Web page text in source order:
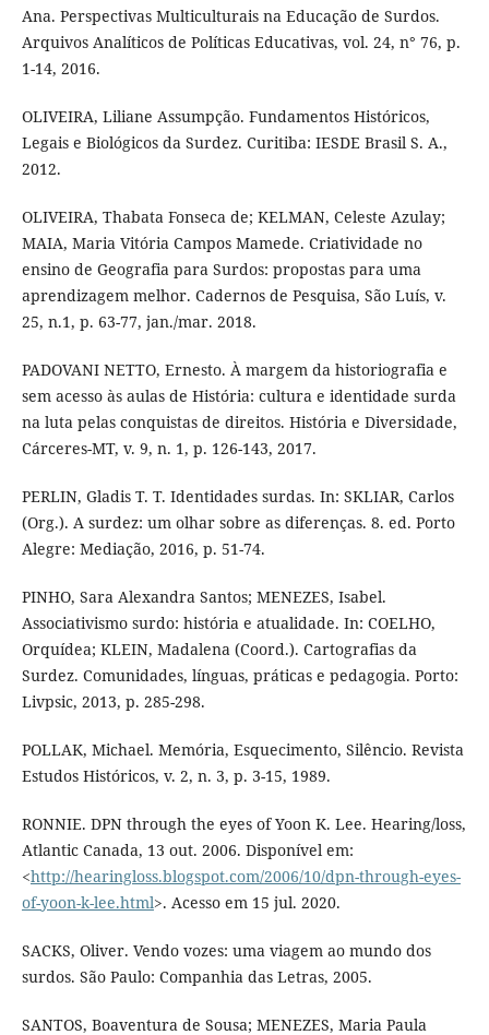
Ana. Perspectivas Multiculturais na Educação de Surdos.
Arquivos Analíticos de Políticas Educativas, vol. 24, n° 76, p.
1-14, 2016.
OLIVEIRA, Liliane Assumpção. Fundamentos Históricos,
Legais e Biológicos da Surdez. Curitiba: IESDE Brasil S. A.,
2012.
OLIVEIRA, Thabata Fonseca de; KELMAN, Celeste Azulay;
MAIA, Maria Vitória Campos Mamede. Criatividade no
ensino de Geografia para Surdos: propostas para uma
aprendizagem melhor. Cadernos de Pesquisa, São Luís, v.
25, n.1, p. 63-77, jan./mar. 2018.
PADOVANI NETTO, Ernesto. À margem da historiografia e
sem acesso às aulas de História: cultura e identidade surda
na luta pelas conquistas de direitos. História e Diversidade,
Cárceres-MT, v. 9, n. 1, p. 126-143, 2017.
PERLIN, Gladis T. T. Identidades surdas. In: SKLIAR, Carlos
(Org.). A surdez: um olhar sobre as diferenças. 8. ed. Porto
Alegre: Mediação, 2016, p. 51-74.
PINHO, Sara Alexandra Santos; MENEZES, Isabel.
Associativismo surdo: história e atualidade. In: COELHO,
Orquídea; KLEIN, Madalena (Coord.). Cartografias da
Surdez. Comunidades, línguas, práticas e pedagogia. Porto:
Livpsic, 2013, p. 285-298.
POLLAK, Michael. Memória, Esquecimento, Silêncio. Revista
Estudos Históricos, v. 2, n. 3, p. 3-15, 1989.
RONNIE. DPN through the eyes of Yoon K. Lee. Hearing/loss,
Atlantic Canada, 13 out. 2006. Disponível em:
<http://hearingloss.blogspot.com/2006/10/dpn-through-eyes-
of-yoon-k-lee.html>. Acesso em 15 jul. 2020.
SACKS, Oliver. Vendo vozes: uma viagem ao mundo dos
surdos. São Paulo: Companhia das Letras, 2005.
SANTOS, Boaventura de Sousa; MENEZES, Maria Paula